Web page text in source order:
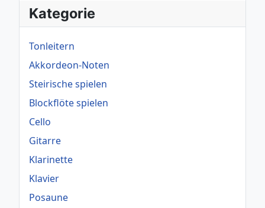
Kategorie
Tonleitern
Akkordeon-Noten
Steirische spielen
Blockflöte spielen
Cello
Gitarre
Klarinette
Klavier
Posaune